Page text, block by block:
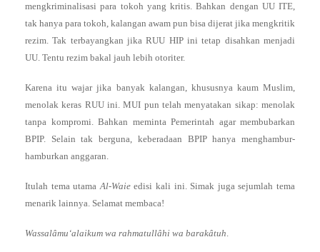
mengkriminalisasi para tokoh yang kritis. Bahkan dengan UU ITE,
tak hanya para tokoh, kalangan awam pun bisa dijerat jika mengkritik
rezim. Tak terbayangkan jika RUU HIP ini tetap disahkan menjadi
UU. Tentu rezim bakal jauh lebih otoriter.
Karena itu wajar jika banyak kalangan, khususnya kaum Muslim,
menolak keras RUU ini. MUI pun telah menyatakan sikap: menolak
tanpa kompromi. Bahkan meminta Pemerintah agar membubarkan
BPIP. Selain tak berguna, keberadaan BPIP hanya menghambur-
hamburkan anggaran.
Itulah tema utamaAl-Waieedisi kali ini. Simak juga sejumlah tema
menarik lainnya. Selamat membaca!
Wassalâmu‘alaikum wa rahmatullâhi wa barakâtuh.